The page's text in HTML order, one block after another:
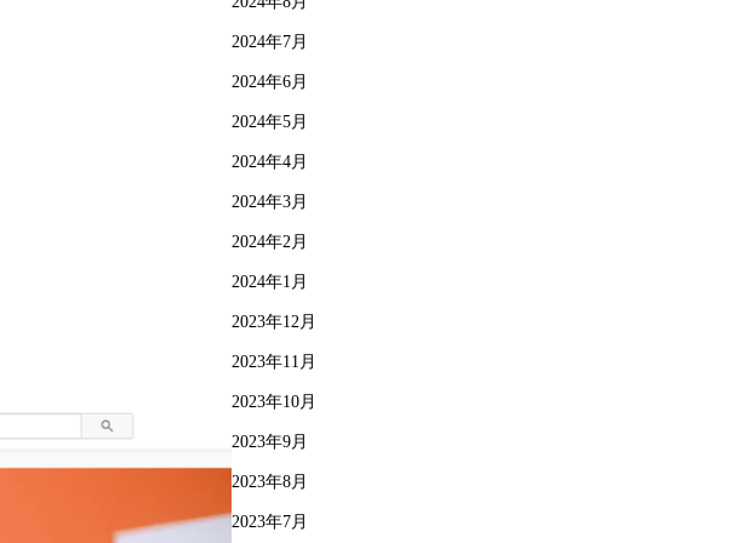
2024年7月
2024年6月
2024年5月
2024年4月
2024年3月
2024年2月
2024年1月
2023年12月
2023年11月
2023年10月
2023年9月
2023年8月
2023年7月